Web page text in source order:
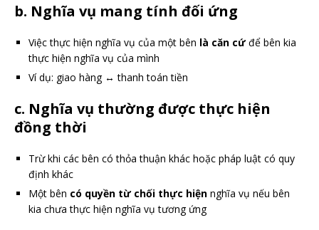
b. Nghĩa vụ mang tính đối ứng
Việc thực hiện nghĩa vụ của một bên là căn cứđể bên kia
thực hiện nghĩa vụ của mình
Ví dụ: giao hàng ↔ thanh toán tiền
c. Nghĩa vụ thường được thực hiện
đồng thời
Trừ khi các bên có thỏa thuận khác hoặc pháp luật có quy
định khác
Một bên có quyền từ chối thực hiện nghĩa vụ nếu bên
kia chưa thực hiện nghĩa vụ tương ứng